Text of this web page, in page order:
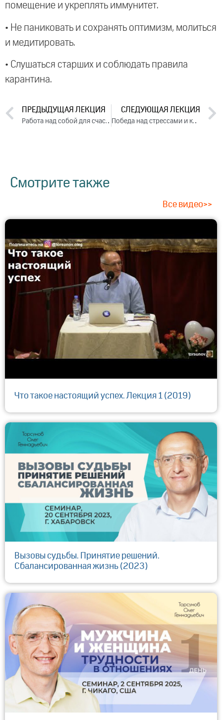
помещение и укреплять иммунитет.
• Не паниковать и сохранять оптимизм, молиться
и медитировать.
• Слушаться старших и соблюдать правила
карантина.
ПРЕДЫДУЩАЯ ЛЕКЦИЯ
Работа над собой для счастливых отношений в семье. Лекция 2 (2020)
СЛЕДУЮЩАЯ ЛЕКЦИЯ
Победа над стрессами и кризисами жизни. Выход из депрессии. Укрепление иммунитета (2020)
Смотрите также
Все видео>>
Что такое настоящий успех. Лекция 1 (2019)
Вызовы судьбы. Принятие решений.
Сбалансированная жизнь (2023)